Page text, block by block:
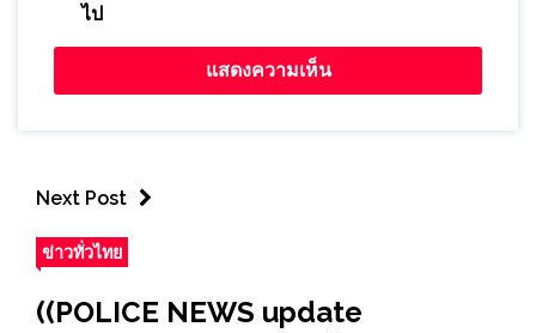
ไป
Next Post
ข่าวทั่วไทย
((POLICE NEWS update